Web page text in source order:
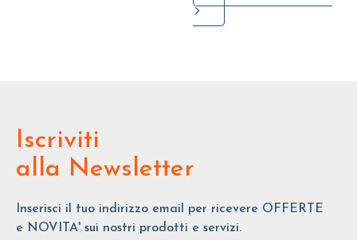
Iscriviti
alla Newsletter
Inserisci il tuo indirizzo email per ricevere OFFERTE
e NOVITA' sui nostri prodotti e servizi.